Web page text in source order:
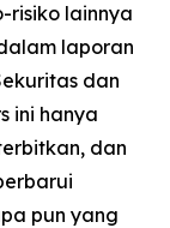
risiko lainnya
laporan
dan
ini hanya
dan
pun yang